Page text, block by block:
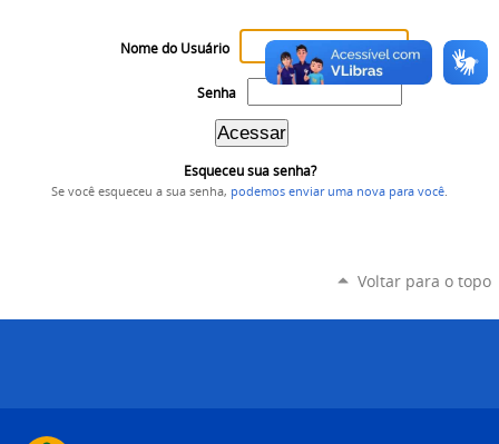
Nome do Usuário
Senha
Esqueceu sua senha?
Se você esqueceu a sua senha, podemos enviar uma nova para você
Voltar para o topo